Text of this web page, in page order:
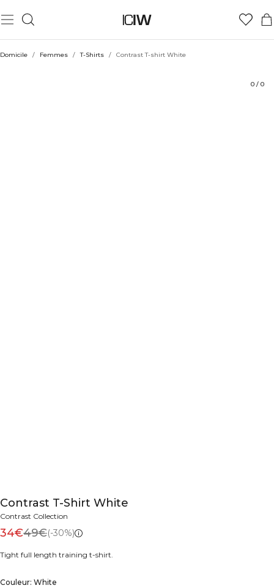
Domicile / Femmes / T-Shirts / Contrast T-shirt White
0 / 0
Contrast T-Shirt White
Contrast Collection
34€49€(-30%)
Tight full length training t-shirt.
Couleur: White